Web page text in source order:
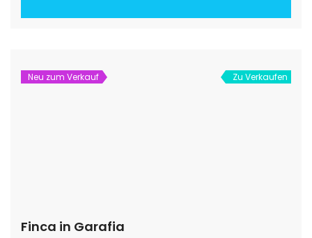
Neu zum Verkauf Zu Verkaufen
Finca in Garafia